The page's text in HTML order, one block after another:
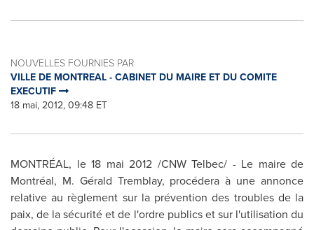
NOUVELLES FOURNIES PAR
VILLE DE MONTREAL - CABINET DU MAIRE ET DU COMITE
EXECUTIF
18 mai, 2012, 09:48 ET
MONTRÉAL, le 18 mai 2012 /CNW Telbec/ - Le maire de
Montréal, M. Gérald Tremblay, procédera à une annonce
relative au règlement sur la prévention des troubles de la
paix, de la sécurité et de l'ordre publics et sur l'utilisation du